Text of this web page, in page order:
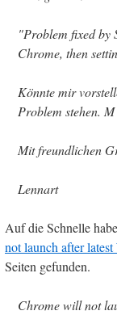
"Problem fixed by
Chrome, then
Könnte mir
Problem stehen. M
Mit freundlichen
Lennart
Auf die Schnelle
not launch after
Seiten gefunden.
Chrome will not